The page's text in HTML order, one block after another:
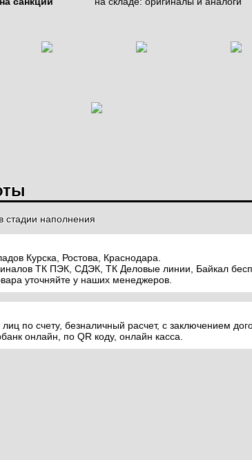
ОСТАЛЬНЫЕ ЗАПЧАСТИ
стадии наполнения
Курска, Ростова, Краснодара.
ТК ПЭК, СДЭК, ТК Деловые линии, Байкал
уточняйте у наших менеджеров.
по счету, безналичный расчет, с заключением
онлайн, по QR коду, онлайн касса.